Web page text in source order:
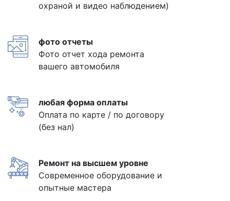
охраной и видео наблюдением)
фото отчеты
Фото отчет хода ремонта
вашего автомобиля
любая форма оплаты
Оплата по карте / по договору
(без нал)
Ремонт на высшем уровне
Современное оборудование и
опытные мастера